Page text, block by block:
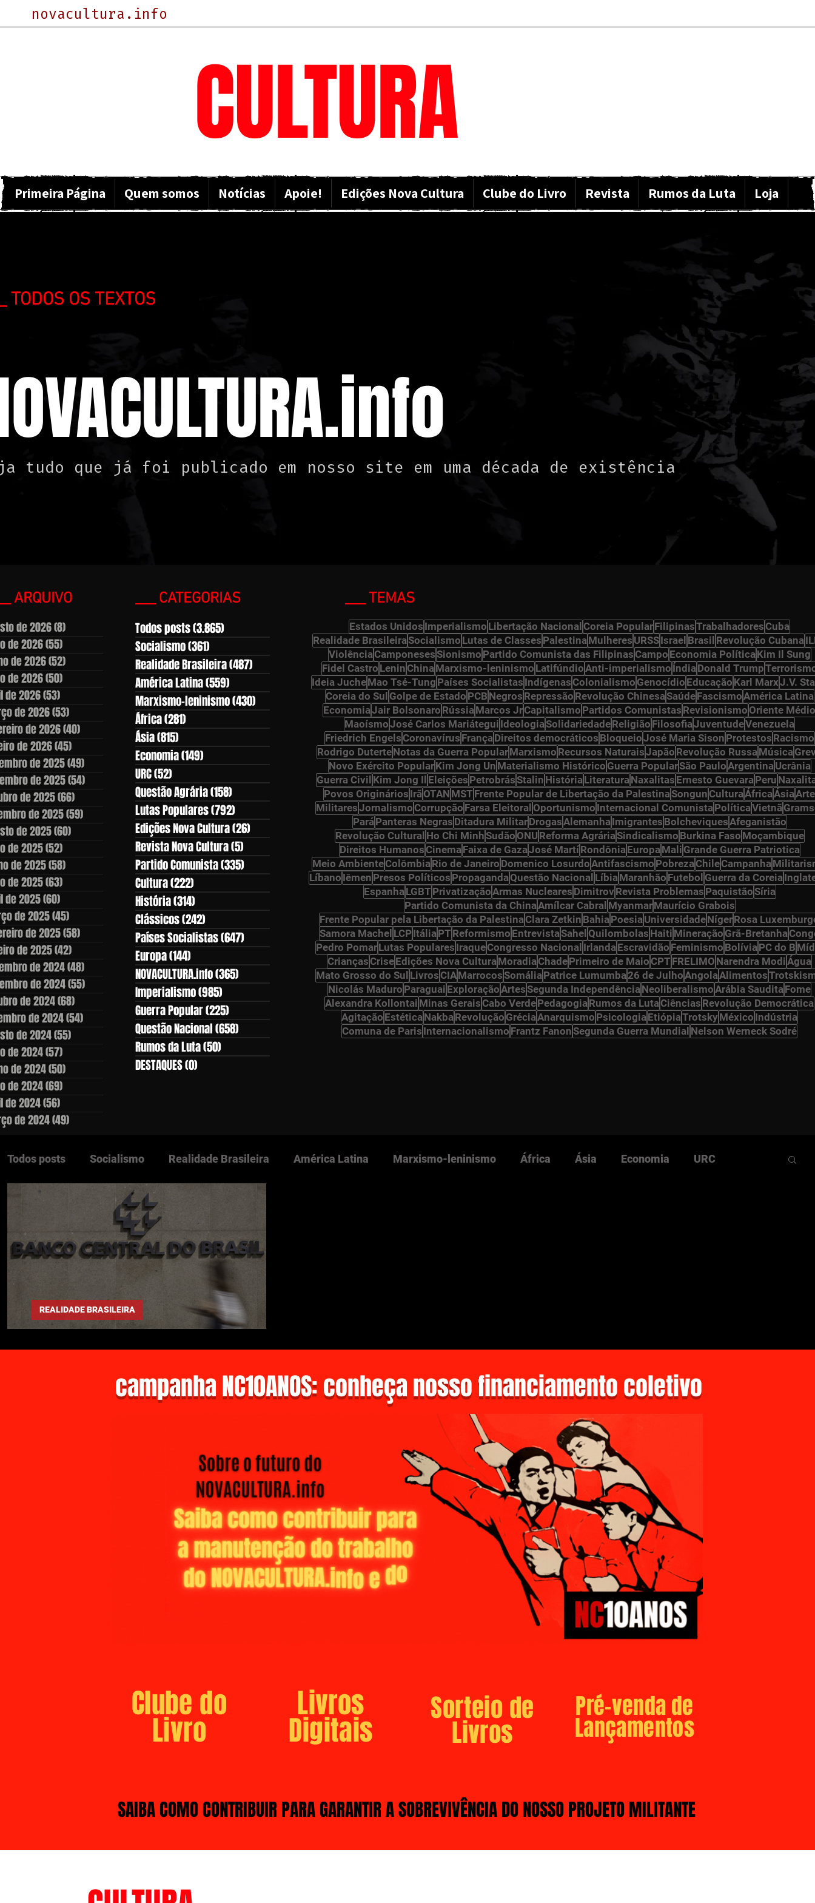
novacultura.info
CULTURA
Primeira Página Quem somos Notícias Apoie! Edições Nova Cultura Clube do Livro Revista Rumos da Luta Loja
TODOS OS TEXTOS
tudo que já foi publicado em nosso site em uma década de existência
ARQUIVO ___ CATEGORIAS ___ TEMAS
de 2026(8)
de 2026(55)
de 2026(52)
de 2026(50)
de 2026(53)
de 2026(53)
de 2026(40)
de 2026(45)
de 2025(49)
de 2025(54)
de 2025(66)
de 2025(59)
de 2025(60)
de 2025(52)
de 2025(58)
de 2025(63)
de 2025(60)
de 2025(45)
de 2025(58)
de 2025(42)
de 2024(48)
de 2024(55)
de 2024(68)
de 2024(54)
de 2024(55)
de 2024(57)
de 2024(50)
de 2024(69)
de 2024(56)
de 2024(49)
Todos posts(3.865)
Socialismo(361)
Realidade Brasileira(487)
América Latina(559)
Marxismo-leninismo(430)
África(281)
Ásia(815)
Economia(149)
URC(52)
Questão Agrária(158)
Lutas Populares(792)
Edições Nova Cultura(26)
Revista Nova Cultura(5)
Partido Comunista(335)
Cultura(222)
História(314)
Clássicos(242)
Países Socialistas(647)
Europa(144)
NOVACULTURA.info(365)
Imperialismo(985)
Guerra Popular(225)
Questão Nacional(658)
Rumos da Luta(50)
DESTAQUES(0)
Estados Unidos Imperialismo Libertação Nacional Coreia PopularFilipinasTrabalhadores Cuba
Realidade BrasileiraSocialismo Lutas de Classes PalestinaMulheres URSSIsrael Brasil Revolução Cubana
ViolênciaCamponesesSionismo Partido Comunista das Filipinas Campo Economia PolíticaKim Il Sung
Fidel Castro Lenin ChinaMarxismo-leninismo LatifúndioAnti-imperialismo ÍndiaDonald Trump
Ideia JucheMao Tsé-Tung Países Socialistas Indígenas Colonialismo Genocídio Educação Karl MarxJ.V.
Coreia do Sul Golpe de Estado PCB Negros Repressão Revolução ChinesaSaúdeFascismoAmérica Latina
EconomiaJair Bolsonaro RússiaMarcos JrCapitalismo Partidos Comunistas Revisionismo Oriente Médio
MaoísmoJosé Carlos Mariátegui IdeologiaSolidariedadeReligião FilosofiaJuventudeVenezuela
Friedrich Engels Coronavírus FrançaDireitos democráticos BloqueioJosé Maria Sison Protestos Racismo
Rodrigo DuterteNotas da Guerra PopularMarxismo Recursos NaturaisJapão Revolução RussaMúsica
Novo Exército PopularKim Jong Un Materialismo Histórico Guerra PopularSão PauloArgentinaUcrânia
Guerra Civil Kim Jong Il Eleições PetrobrásStalin HistóriaLiteraturaNaxalitas Ernesto GuevaraPeru
Povos Originários IrãOTAN MST Frente Popular de Libertação da PalestinaSongun CulturaÁfricaÁsiaArte
MilitaresJornalismo Corrupção Farsa Eleitoral Oportunismo Internacional ComunistaPolíticaVietnã
ParáPanteras Negras Ditadura MilitarDrogasAlemanhaImigrantes BolcheviquesAfeganistão
Revolução Cultural Ho Chi MinhSudão ONU Reforma AgráriaSindicalismo Burkina Faso Moçambique
Direitos Humanos CinemaFaixa de GazaJosé MartíRondôniaEuropaMali Grande Guerra Patriotica
Meio AmbienteColômbiaRio de Janeiro Domenico LosurdoAntifascismo PobrezaChileCampanha
Líbano Iêmen Presos Políticos PropagandaQuestão Nacional LíbiaMaranhão Futebol Guerra da Coreia
EspanhaLGBT PrivatizaçãoArmas Nucleares Dimitrov Revista Problemas PaquistãoSíria
Partido Comunista da ChinaAmílcar Cabral MyanmarMaurício Grabois
Frente Popular pela Libertação da PalestinaClara Zetkin BahiaPoesiaUniversidadeNígerRosa
Samora Machel LCPItáliaPT Reformismo EntrevistaSahel Quilombolas Haiti Mineração Grã-Bretanha
Pedro PomarLutas Populares IraqueCongresso Nacional IrlandaEscravidão Feminismo BolíviaPC do B
Crianças CriseEdições Nova CulturaMoradiaChadePrimeiro de Maio CPT FRELIMO Narendra ModiÁgua
Mato Grosso do Sul Livros CIAMarrocosSomáliaPatrice Lumumba26 de JulhoAngolaAlimentos
Nicolás Maduro Paraguai ExploraçãoArtesSegunda IndependênciaNeoliberalismoArábia SauditaFome
Alexandra Kollontai Minas Gerais Cabo VerdePedagogiaRumos da LutaCiências Revolução Democrática
Agitação EstéticaNakbaRevolução GréciaAnarquismo PsicologiaEtiópiaTrotskyMéxico Indústria
Comuna de Paris Internacionalismo Frantz FanonSegunda Guerra Mundial Nelson Werneck Sodré
Todos posts Socialismo Realidade Brasileira América Latina Marxismo-leninismo África Ásia Economia URC
Lutas Populares
Clássicos Países Socialistas Europa
DESTAQUES
REALIDADE BRASILEIRA
campanha NC10ANOS: conheça nosso financiamento coletivo
Clube do
Livro
Livros
Digitais
Sorteio de
Livros
Pré-venda de
Lançamentos
SAIBA COMO CONTRIBUIR PARA GARANTIR A SOBREVIVÊNCIA DO NOSSO PROJETO MILITANTE